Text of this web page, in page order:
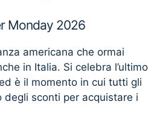
Monday 2026
americana che ormai
in Italia. Si celebra l’ultimo
è il momento in cui tutti gli
degli sconti per acquistare i